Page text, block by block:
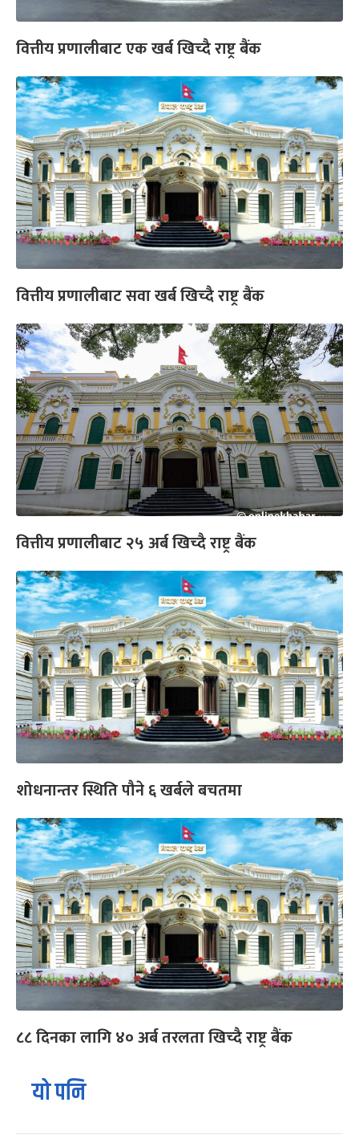
वित्तीय प्रणालीबाट एक खर्ब खिच्दै राष्ट्र बैंक
वित्तीय प्रणालीबाट सवा खर्ब खिच्दै राष्ट्र बैंक
वित्तीय प्रणालीबाट २५ अर्ब खिच्दै राष्ट्र बैंक
शोधनान्तर स्थिति पौने ६ खर्बले बचतमा
८८ दिनका लागि ४० अर्ब तरलता खिच्दै राष्ट्र बैंक
यो पनि